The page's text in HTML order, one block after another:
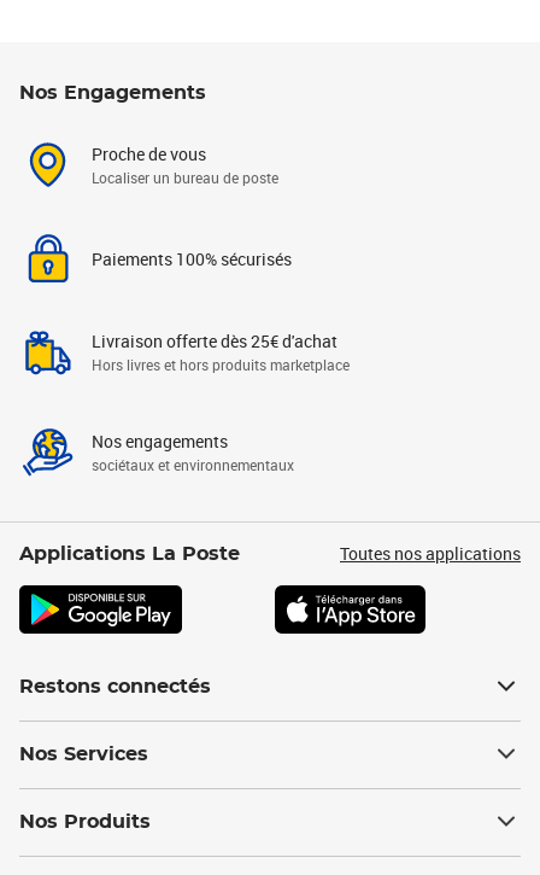
Nos Engagements
Proche de vous
Localiser un bureau de poste
Paiements 100% sécurisés
Livraison offerte dès 25€ d'achat
Hors livres et hors produits marketplace
Nos engagements
sociétaux et environnementaux
Applications La Poste Toutes nos applications
Restons connectés
Nos Services
Nos Produits